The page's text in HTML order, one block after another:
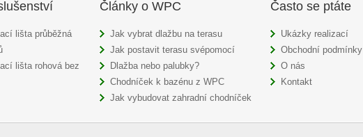
lišta průběžná
lišta rohová bez
Články o WPC
Jak vybrat dlažbu na terasu
Jak postavit terasu svépomocí
Dlažba nebo palubky?
Chodníček k bazénu z WPC
Jak vybudovat zahradní chodníček
Často se ptáte
Ukázky realizací
Obchodní podmínky
O nás
Kontakt